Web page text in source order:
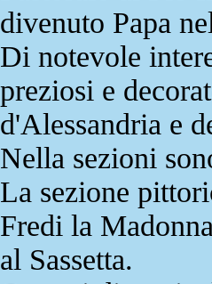
divenuto Papa
Di notevole
preziosi e
d'Alessandria e
Nella sezioni
La sezione
Fredi la
al Sassetta.